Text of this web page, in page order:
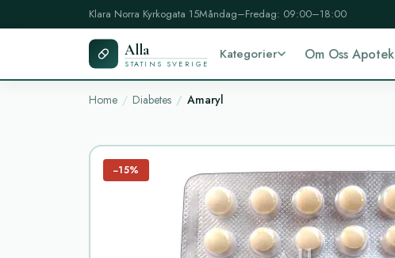
Klara Norra Kyrkogata 15Måndag–Fredag: 09:00–18:00
Alla
STATINS SVERIGE
Kategorier Om Oss Apotek
Home Diabetes Amaryl
−15%